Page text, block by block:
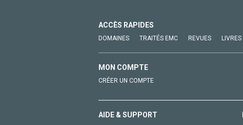
ACCÈS RAPIDES
DOMAINES TRAITÉS EMC REVUES LIVRES
MON COMPTE
CRÉER UN COMPTE
AIDE & SUPPORT